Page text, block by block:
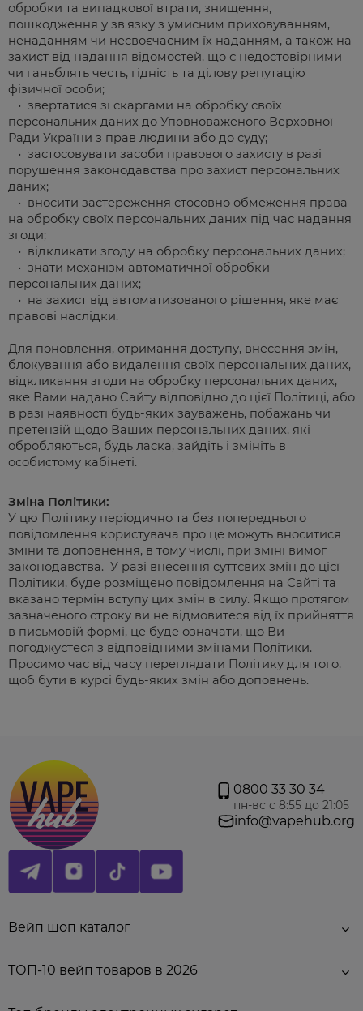
обробки та випадкової втрати, знищення,
пошкодження у зв'язку з умисним приховуванням,
ненаданням чи несвоєчасним їх наданням, а також на
захист від надання відомостей, що є недостовірними
чи ганьблять честь, гідність та ділову репутацію
фізичної особи;
• звертатися зі скаргами на обробку своїх
персональних даних до Уповноваженого Верховної
Ради України з прав людини або до суду;
• застосовувати засоби правового захисту в разі
порушення законодавства про захист персональних
даних;
• вносити застереження стосовно обмеження права
на обробку своїх персональних даних під час надання
згоди;
• відкликати згоду на обробку персональних даних;
• знати механізм автоматичної обробки
персональних даних;
• на захист від автоматизованого рішення, яке має
правові наслідки.
Для поновлення, отримання доступу, внесення змін,
блокування або видалення своїх персональних даних,
відкликання згоди на обробку персональних даних,
яке Вами надано Сайту відповідно до цієї Політиці, або
в разі наявності будь-яких зауважень, побажань чи
претензій щодо Ваших персональних даних, які
обробляються, будь ласка, зайдіть і змініть в
особистому кабінеті.
Зміна Політики:
У цю Політику періодично та без попереднього
повідомлення користувача про це можуть вноситися
зміни та доповнення, в тому числі, при зміні вимог
законодавства. У разі внесення суттєвих змін до цієї
Політики, буде розміщено повідомлення на Сайті та
вказано термін вступу цих змін в силу. Якщо протягом
зазначеного строку ви не відмовитеся від їх прийняття
в письмовій формі, це буде означати, що Ви
погоджуєтеся з відповідними змінами Політики.
Просимо час від часу переглядати Політику для того,
щоб бути в курсі будь-яких змін або доповнень.
0800 33 30 34
пн-вс с 8:55 до 21:05
info@vapehub.org
Вейп шоп каталог
ТОП-10 вейп товаров в 2026